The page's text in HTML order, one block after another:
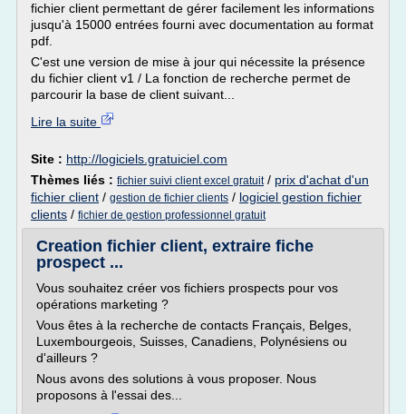
fichier client permettant de gérer facilement les informations
jusqu'à 15000 entrées fourni avec documentation au format
pdf.
C'est une version de mise à jour qui nécessite la présence
du fichier client v1 / La fonction de recherche permet de
parcourir la base de client suivant...
Lire la suite
Site : http://logiciels.gratuiciel.com
Thèmes liés : fichier suivi client excel gratuit/ prix d'achat d'un
fichier client / gestion de fichier clients / logiciel gestion fichier
clients / fichier de gestion professionnel gratuit
Creation fichier client, extraire fiche
prospect ...
Vous souhaitez créer vos fichiers prospects pour vos
opérations marketing ?
Vous êtes à la recherche de contacts Français, Belges,
Luxembourgeois, Suisses, Canadiens, Polynésiens ou
d'ailleurs ?
Nous avons des solutions à vous proposer. Nous
proposons à l'essai des...